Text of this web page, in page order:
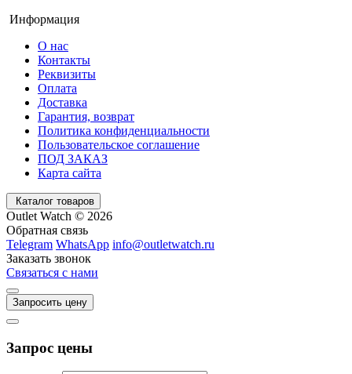
Информация
О нас
Контакты
Реквизиты
Оплата
Доставка
Гарантия, возврат
Политика конфиденциальности
Пользовательское соглашение
ПОД ЗАКАЗ
Карта сайта
Каталог товаров
Outlet Watch © 2026
Обратная связь
Telegram WhatsApp info@outletwatch.ru
Заказать звонок
Связаться с нами
Запросить цену
Запрос цены